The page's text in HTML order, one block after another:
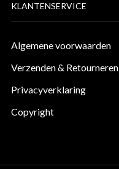
KLANTENSERVICE
Algemene voorwaarden
Verzenden & Retourneren
Privacyverklaring
Copyright